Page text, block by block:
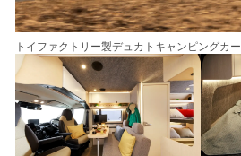
トイファクトリー製デュカトキャンピングカー